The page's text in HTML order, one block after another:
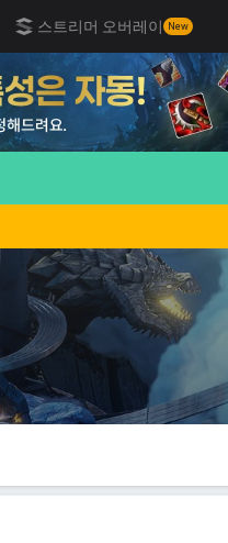
스트리머 오버레이 New